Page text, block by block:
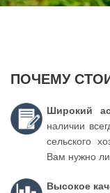
ПОЧЕМУ
Широкий
наличии
сельского
Вам нужно
Высокое